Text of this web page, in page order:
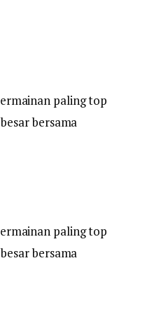
paling top
bersama
paling top
bersama